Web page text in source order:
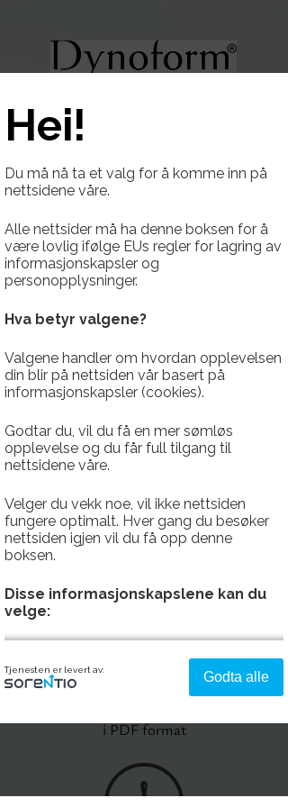
Bærekraft og
miljø
Bærekraftsrapport
Dynoform® er et varemerke under
Sykkylven Stål, som også står for
en naturlig del av vårt ansvar mot en
bærekraftig framtid, har vi utarbeidet
vår første bærekraftsrapport. Denne
rapporten reflekterer vårt arbeid per i
dag, og fokuseres på bærekraftsarbeid
og hvordan vi kan bidra til et bedre
miljø for planeten vår fremover.
i PDF format
Hei!
Du må nå ta et valg for å komme inn på
nettsidene våre.
Alle nettsider må ha denne boksen for å
være lovlig ifølge EUs regler for lagring av
informasjonskapsler og
personopplysninger.
Hva betyr valgene?
Valgene handler om hvordan opplevelsen
din blir på nettsiden vår basert på
informasjonskapsler (cookies).
Godtar du, vil du få en mer sømløs
opplevelse og du får full tilgang til
nettsidene våre.
Velger du vekk noe, vil ikke nettsiden
fungere optimalt. Hver gang du besøker
nettsiden igjen vil du få opp denne
boksen.
Disse informasjonskapslene kan du
velge:
Strengt nødvendig - denne er alltid
på
funksjonalitet som språk, sted og handlekurv.
Analyse og ytelse
Tjenesten er levert av: Godta alle